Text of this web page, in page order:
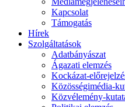
Kapcsolat
Támogatás
Hírek
Szolgáltatások
Adatbányászat
Ágazati elemzés
Kockázat-
Közösségimédia-
Közvélemény-